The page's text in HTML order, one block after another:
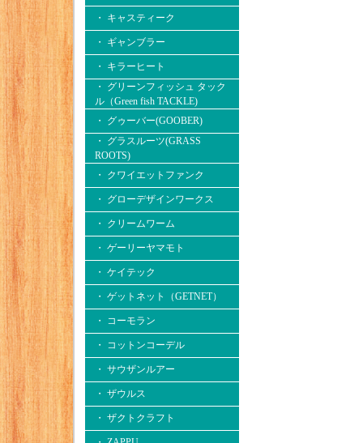
・ キャスティーク
・ ギャンブラー
・ キラーヒート
・ グリーンフィッシュ タック
ル（Green fish TACKLE)
・ グゥーバー(GOOBER)
・ グラスルーツ(GRASS
ROOTS)
・ クワイエットファンク
・ グローデザインワークス
・ クリームワーム
・ ゲーリーヤマモト
・ ケイテック
・ ゲットネット（GETNET）
・ コーモラン
・ コットンコーデル
・ サウザンルアー
・ ザウルス
・ ザクトクラフト